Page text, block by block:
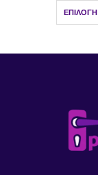
ΕΠΙΛΟΓΉ